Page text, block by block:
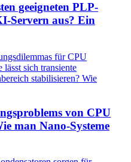
geeigneten PLP-
Servern aus? Ein
von CPU
man Nano-Systeme